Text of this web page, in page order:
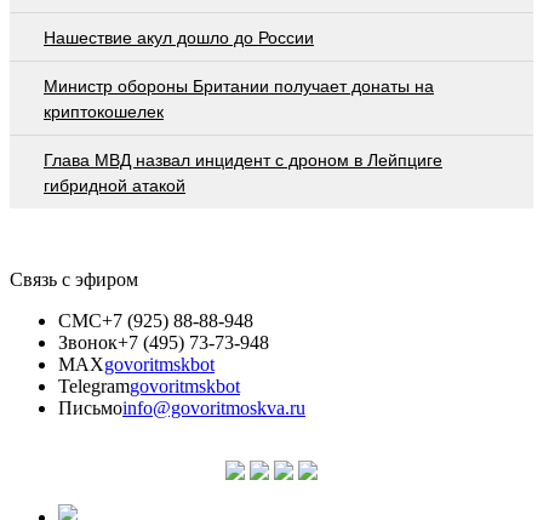
Нашествие акул дошло до России
Министр обороны Британии получает донаты на
криптокошелек
Глава МВД назвал инцидент с дроном в Лейпциге
гибридной атакой
Связь с эфиром
СМС+7 (925) 88-88-948
Звонок+7 (495) 73-73-948
MAXgovoritmskbot
Telegramgovoritmskbot
Письмоinfo@govoritmoskva.ru